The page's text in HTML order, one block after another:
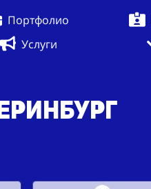
Портфолио
Услуги